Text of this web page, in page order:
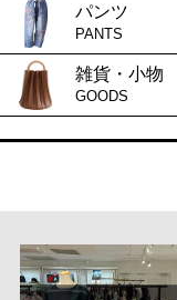
パンツ
PANTS
雑貨・小物
GOODS